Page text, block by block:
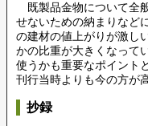
既製品金物について全
せないための納まりなど
の建材の値上がりが激し
かの比重が大きくなって
使うかも重要なポイント
刊行当時よりも今の方が
抄録